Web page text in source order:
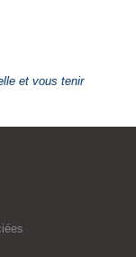
et vous tenir